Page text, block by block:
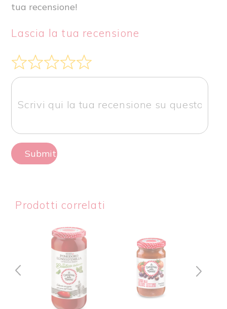
tua recensione!
Lascia la tua recensione
Submit Review
Prodotti correlati